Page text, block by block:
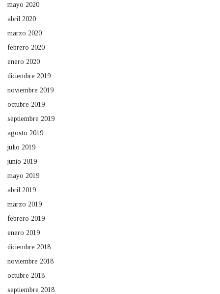
mayo 2020
abril 2020
marzo 2020
febrero 2020
enero 2020
diciembre 2019
noviembre 2019
octubre 2019
septiembre 2019
agosto 2019
julio 2019
junio 2019
mayo 2019
abril 2019
marzo 2019
febrero 2019
enero 2019
diciembre 2018
noviembre 2018
octubre 2018
septiembre 2018